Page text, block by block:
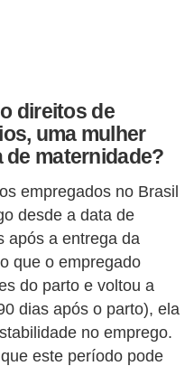
direitos de
uma mulher
de maternidade?
empregados no Brasil
desde a data de
após a entrega da
que o empregado
do parto e voltou a
dias após o parto), ela
no emprego.
este período pode